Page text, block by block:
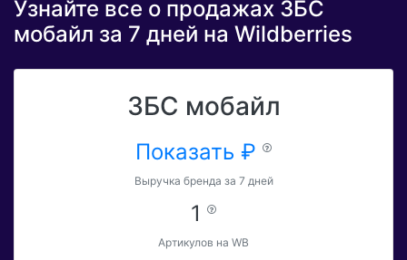
Узнайте все о продажах ЗБС
мобайл за 7 дней на Wildberries
ЗБС мобайл
Показать ₽
Выручка бренда за 7 дней
1
Артикулов на WB